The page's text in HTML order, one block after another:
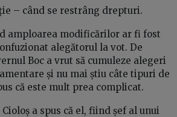
– când se restrâng drepturi.
amploarea modificărilor ar fi fost
alegătorul la vot. De
Boc a vrut să cumuleze alegeri
și nu mai știu câte tipuri de
că este mult prea complicat.
a spus că el, fiind șef al unui